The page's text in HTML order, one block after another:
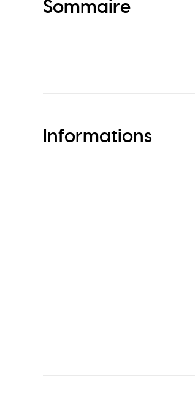
Sommaire
Informations